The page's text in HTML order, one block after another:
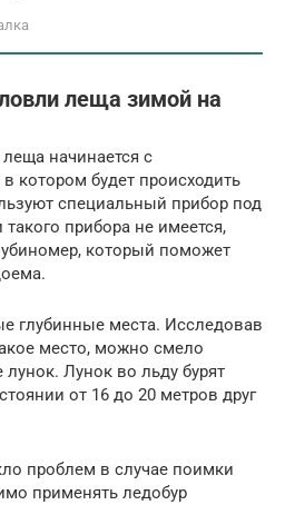
леща зимой на
начинается с
котором будет происходить
специальный прибор под
прибора не имеется,
который поможет
глубинные места. Исследовав
место, можно смело
лунок. Лунок во льду бурят
от 16 до 20 метров друг
проблем в случае поимки
применять ледобур